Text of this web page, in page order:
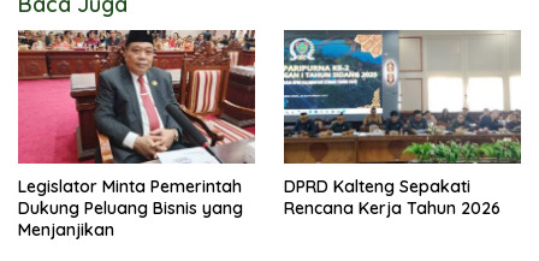
Legislator Minta Pemerintah
Dukung Peluang Bisnis yang
Menjanjikan
DPRD Kalteng Sepakati
Rencana Kerja Tahun 2026